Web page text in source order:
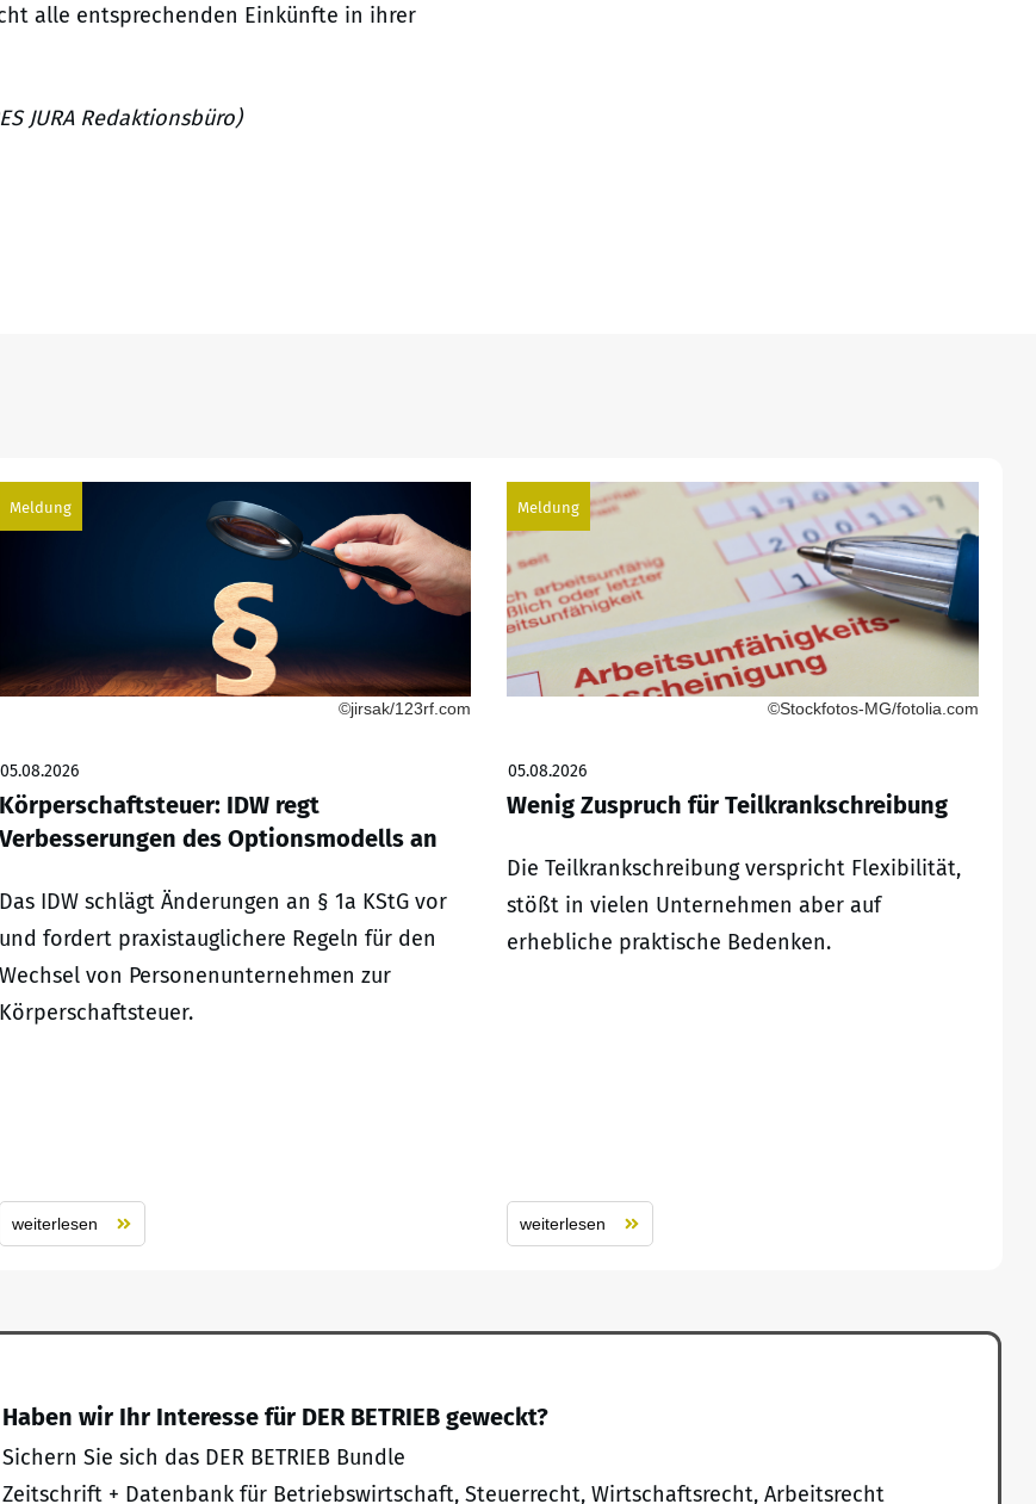
alle entsprechenden Einkünfte in ihrer
JURA Redaktionsbüro)
Meldung
©jirsak/123rf.com
05.08.2026
Körperschaftsteuer: IDW regt
des Optionsmodells an
Das IDW schlägt Änderungen an § 1a KStG vor
und fordert praxistauglichere Regeln für den
Wechsel von Personenunternehmen zur
Körperschaftsteuer.
weiterlesen
Meldung
©Stockfotos-MG/fotolia.com
05.08.2026
Wenig Zuspruch für Teilkrankschreibung
Die Teilkrankschreibung verspricht Flexibilität,
stößt in vielen Unternehmen aber auf
erhebliche praktische Bedenken.
weiterlesen
Haben wir Ihr Interesse für DER BETRIEB geweckt?
Sichern Sie sich das DER BETRIEB Bundle
Zeitschrift + Datenbank für Betriebswirtschaft, Steuerrecht, Wirtschaftsrecht, Arbeitsrecht